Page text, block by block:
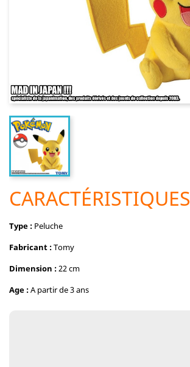
CARACTÉRISTIQUES
Type : Peluche
Fabricant :Tomy
Dimension :22 cm
Age :A partir de 3 ans